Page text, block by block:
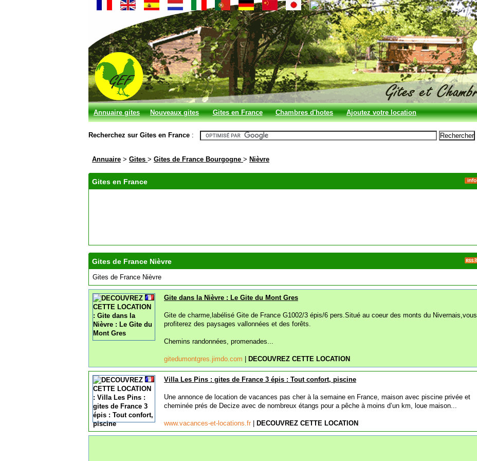
Annuaire gites Nouveaux gites
et chambres
Gites en France Chambres d'hotes
en France
Ajoutez votre location
Recherchez sur Gites en France :
Annuaire > Gites > Gites de France Bourgogne > Nièvre
Gites en France
Gites de France Nièvre
Gites de France Nièvre
Gite dans la Nièvre : Le Gite du Mont Gres
Gite de charme,labélisé Gite de France G1002/3 épis/6 pers.Situé au coeur des monts du Nivernais,vous
profiterez des paysages vallonnées et des forêts.
Chemins randonnées, promenades...
gitedumontgres.jimdo.com DECOUVREZ CETTE LOCATION
Villa Les Pins : gites de France 3 épis : Tout confort, piscine
Une annonce de location de vacances pas cher à la semaine en France, maison avec piscine privée et
cheminée prés de Decize avec de nombreux étangs pour a pêche à moins d’un km, loue maison...
www.vacances-et-locations.fr DECOUVREZ CETTE LOCATION